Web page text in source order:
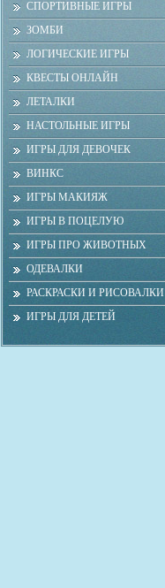
СПОРТИВНЫЕ ИГРЫ
ЗОМБИ
ЛОГИЧЕСКИЕ ИГРЫ
КВЕСТЫ ОНЛАЙН
ЛЕТАЛКИ
НАСТОЛЬНЫЕ ИГРЫ
ИГРЫ ДЛЯ ДЕВОЧЕК
ВИНКС
ИГРЫ МАКИЯЖ
ИГРЫ В ПОЦЕЛУЮ
ИГРЫ ПРО ЖИВОТНЫХ
ОДЕВАЛКИ
РАСКРАСКИ И РИСОВАЛКИ
ИГРЫ ДЛЯ ДЕТЕЙ